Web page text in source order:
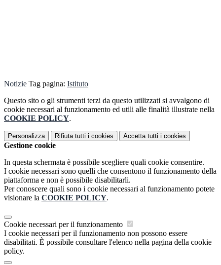
Notizie Tag pagina: Istituto
Questo sito o gli strumenti terzi da questo utilizzati si avvalgono di
cookie necessari al funzionamento ed utili alle finalità illustrate nella
COOKIE POLICY.
Personalizza Rifiuta tutti i cookies Accetta tutti i cookies
Gestione cookie
In questa schermata è possibile scegliere quali cookie consentire.
I cookie necessari sono quelli che consentono il funzionamento della
piattaforma e non è possibile disabilitarli.
Per conoscere quali sono i cookie necessari al funzionamento potete
visionare la COOKIE POLICY.
Cookie necessari per il funzionamento
I cookie necessari per il funzionamento non possono essere
disabilitati. È possibile consultare l'elenco nella pagina della cookie
policy.